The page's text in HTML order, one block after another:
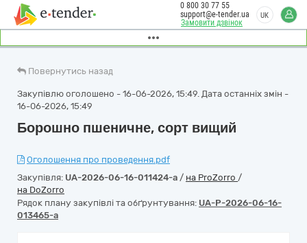
Замовити дзвінок
0 800 30 77 55
support@e-tender.ua
UK
Повернутись назад
Закупівлю оголошено - 16-06-2026, 15:49. Дата останніх змін -
16-06-2026, 15:49
Борошно пшеничне, сорт вищий
Оголошення про проведення.pdf
Закупівля: UA-2026-06-16-011424-a / на ProZorro /
на DoZorro
Рядок плану закупівлі та обґрунтування: UA-P-2026-06-16-
013465-a